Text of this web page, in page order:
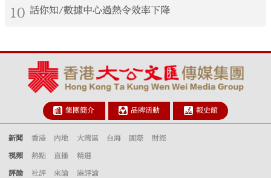
10 話你知/數據中心過熱令效率下降
集團簡介 品牌活動 報史館
新聞 香港 內地 大灣區 台海 國際 財經
視頻 熱點 直播 精選
評論 社評 來論 港評論